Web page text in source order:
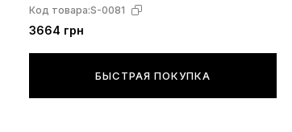
Код товара:S-0081
3664 грн
БЫСТРАЯ ПОКУПКА